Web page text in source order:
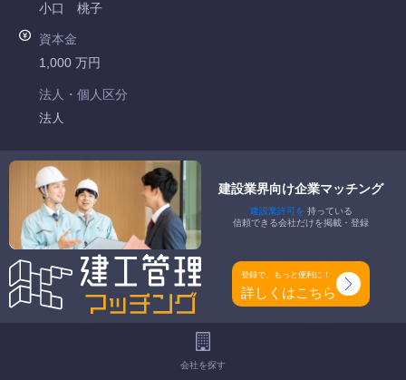
小口 桃子
資本金
1,000 万円
法人・個人区分
法人
許可番号
東京都知事許可 第138875号
特定建設業
-
一般建設業
大工工事業 左官工事業 石工事業 屋根工事業 タイル・れん
が・ブロック工事業 板金工事業 ガラス工事業 塗装工事業 防
水工事業 内装仕上工事業 熱絶縁工事業
建設業界向け企業マッチング
建設業許可を 持っている
信頼できる会社だけを掲載・登録
登録で、もっと便利に！
詳しくはこちら
会社を探す